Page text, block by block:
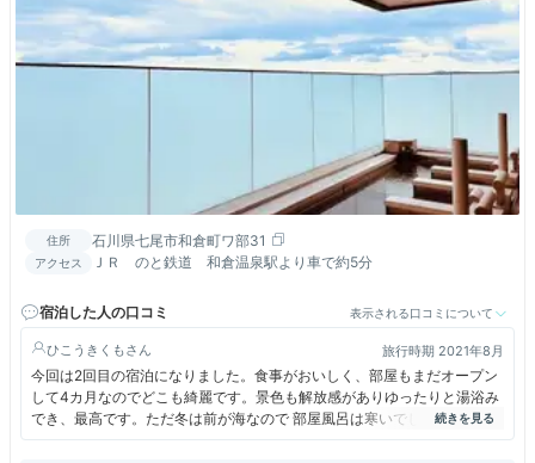
住所 石川県七尾市和倉町ワ部31
アクセス ＪＲ のと鉄道 和倉温泉駅より車で約5分
宿泊した人の口コミ 表示される口コミについて
ひこうきくも 旅行時期 2021年8月
今回は2回目の宿泊になりました。食事がおいしく、部屋もまだオープン
して4カ月なのでどこも綺麗です。景色も解放感がありゆったりと湯浴み
でき、最高です。ただ冬は前が海なので 部屋風呂は寒いでしょう!夜空の
星が綺麗でした。